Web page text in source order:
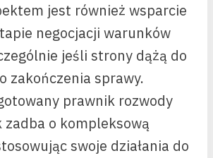
jest również wsparcie
negocjacji warunków
jeśli strony dążą do
zakończenia sprawy.
prawnik rozwody
zadba o kompleksową
swoje działania do